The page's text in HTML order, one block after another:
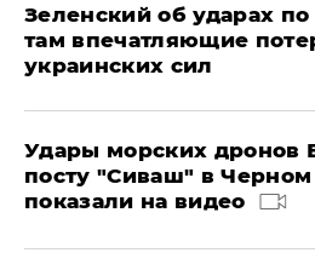
Зеленский об ударах
там впечатляющие
украинских сил
Удары морских дронов
посту "Сиваш" в
показали на видео